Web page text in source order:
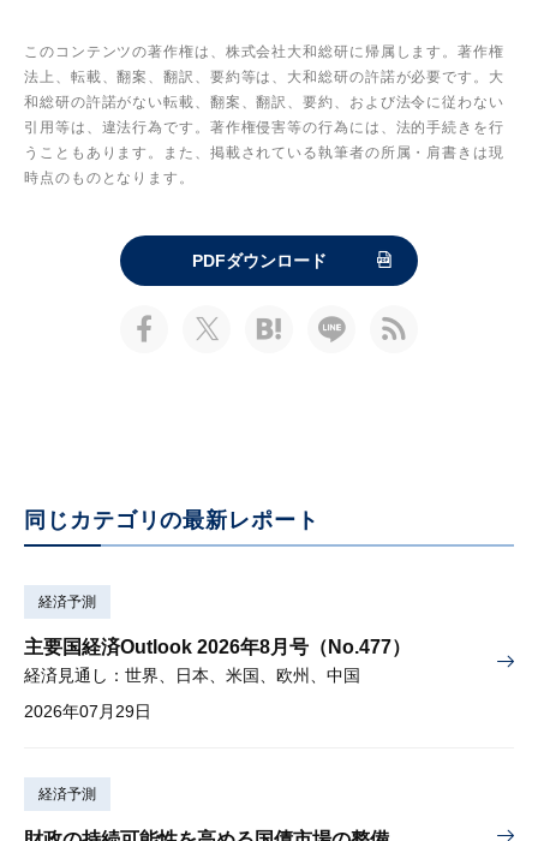
このコンテンツの著作権は、株式会社大和総研に帰属します。著作権
法上、転載、翻案、翻訳、要約等は、大和総研の許諾が必要です。大
和総研の許諾がない転載、翻案、翻訳、要約、および法令に従わない
引用等は、違法行為です。著作権侵害等の行為には、法的手続きを行
うこともあります。また、掲載されている執筆者の所属・肩書きは現
時点のものとなります。
PDFダウンロード
同じカテゴリの最新レポート
経済予測
主要国経済Outlook 2026年8月号（No.477）
経済見通し：世界、日本、米国、欧州、中国
2026年07月29日
経済予測